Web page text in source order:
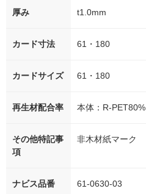
厚み t1.0mm
カード寸法 61・180
カードサイズ 61・180
再生材配合率 本体：R-PET80%
その他特記事
項
非木材紙マーク
ナビス品番 61-0630-03